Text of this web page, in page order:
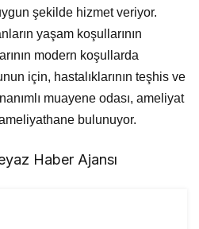
şekilde hizmet veriyor.
yaşam koşullarının
modern koşullarda
için, hastalıklarının teşhis ve
muayene odası, ameliyat
ameliyathane bulunuyor.
Haber Ajansı